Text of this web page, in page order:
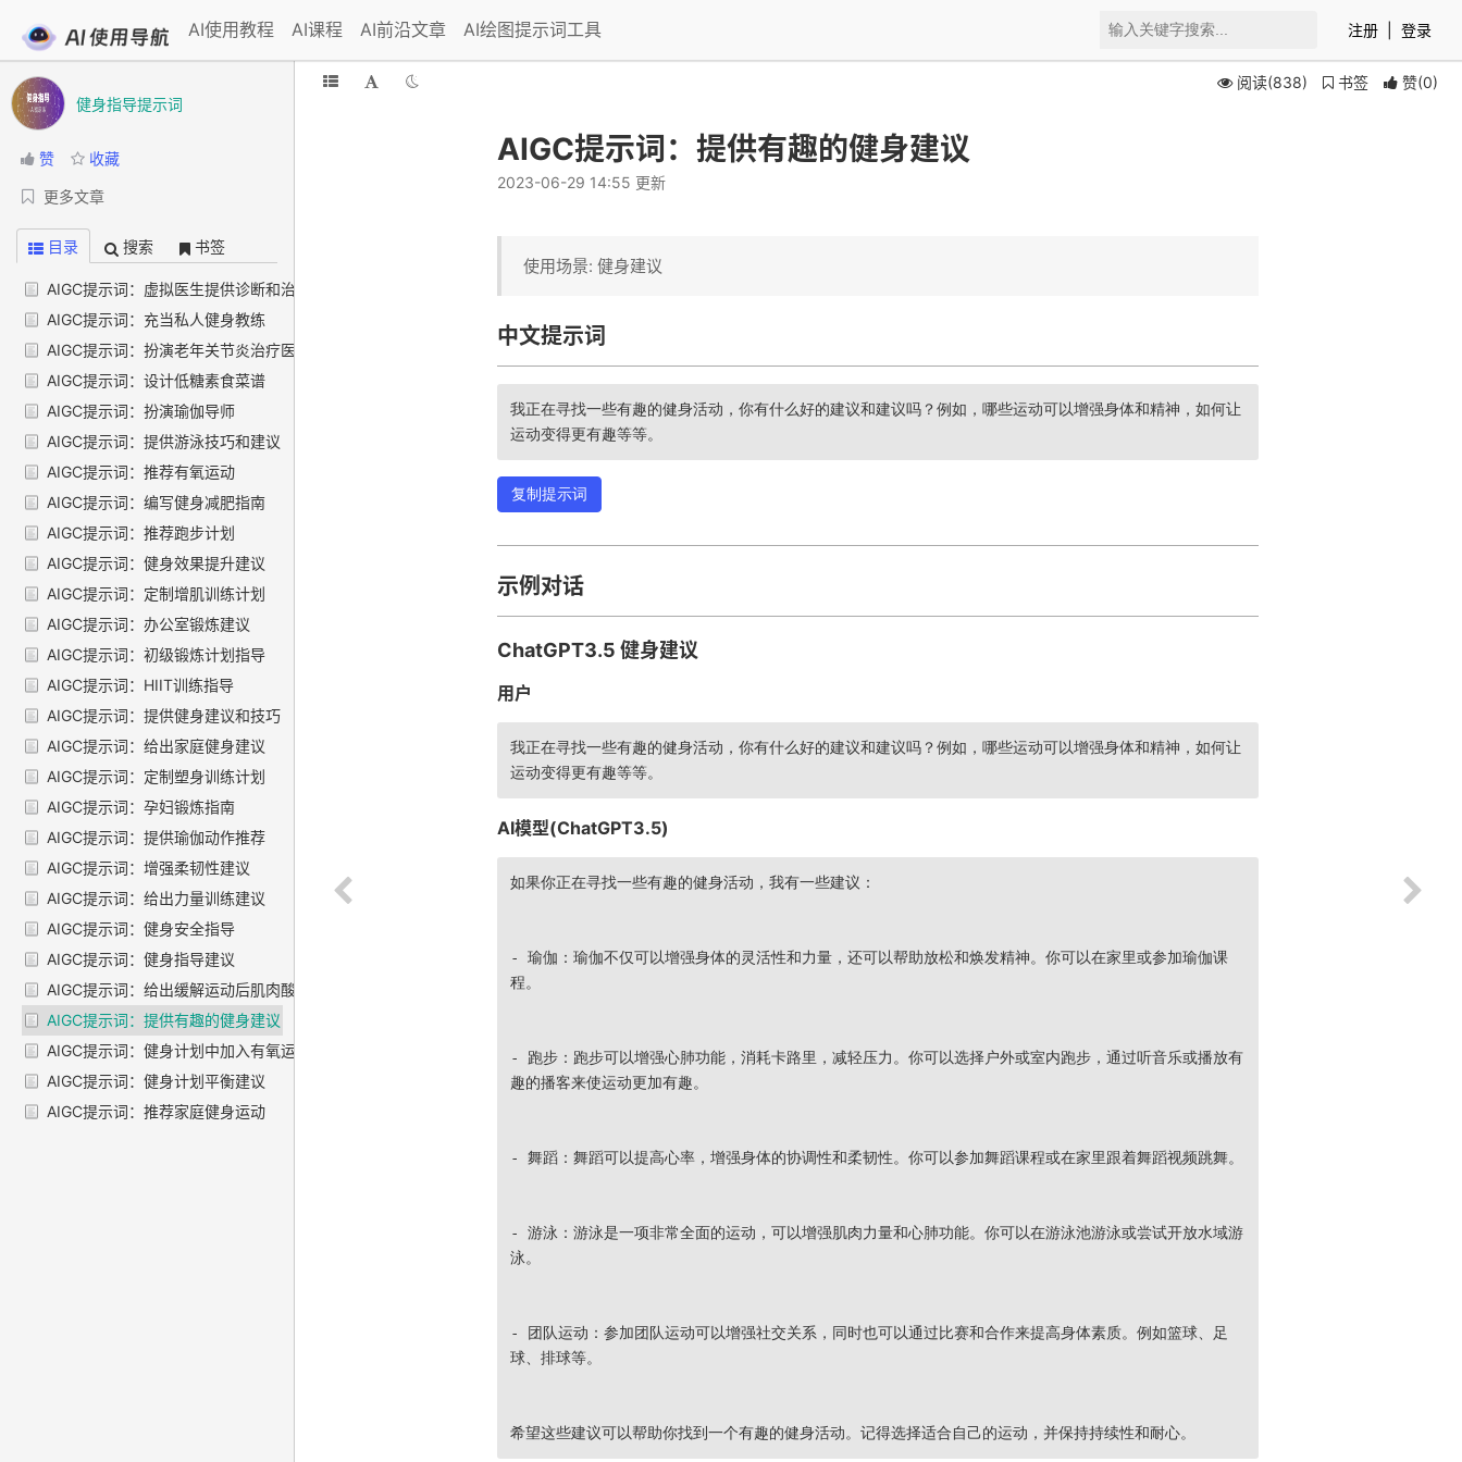
AI使用教程 AI课程 AI前沿文章 AI绘图提示词工具 注册 登录
健身指导提示词
赞 收藏
更多文章
目录 搜索 书签
AIGC提示词：虚拟医生提供诊断和治疗建议
AIGC提示词：充当私人健身教练
AIGC提示词：扮演老年关节炎治疗医生
AIGC提示词：设计低糖素食菜谱
AIGC提示词：扮演瑜伽导师
AIGC提示词：提供游泳技巧和建议
AIGC提示词：推荐有氧运动
AIGC提示词：编写健身减肥指南
AIGC提示词：推荐跑步计划
AIGC提示词：健身效果提升建议
AIGC提示词：定制增肌训练计划
AIGC提示词：办公室锻炼建议
AIGC提示词：初级锻炼计划指导
AIGC提示词：HIIT训练指导
AIGC提示词：提供健身建议和技巧
AIGC提示词：给出家庭健身建议
AIGC提示词：定制塑身训练计划
AIGC提示词：孕妇锻炼指南
AIGC提示词：提供瑜伽动作推荐
AIGC提示词：增强柔韧性建议
AIGC提示词：给出力量训练建议
AIGC提示词：健身安全指导
AIGC提示词：健身指导建议
AIGC提示词：给出缓解运动后肌肉酸痛的建议
AIGC提示词：提供有趣的健身建议
AIGC提示词：健身计划中加入有氧运动指南
AIGC提示词：健身计划平衡建议
AIGC提示词：推荐家庭健身运动
阅读(838) 书签 赞(0)
AIGC提示词：提供有趣的健身建议
2023-06-29 14:55 更新
使用场景: 健身建议
中文提示词
我正在寻找一些有趣的健身活动，你有什么好的建议和建议吗？例如，哪些运动可以增强身体和精神，如何让
运动变得更有趣等等。
复制提示词
示例对话
ChatGPT3.5 健身建议
用户
我正在寻找一些有趣的健身活动，你有什么好的建议和建议吗？例如，哪些运动可以增强身体和精神，如何让
运动变得更有趣等等。
AI模型(ChatGPT3.5)
如果你正在寻找一些有趣的健身活动，我有一些建议：
- 瑜伽：瑜伽不仅可以增强身体的灵活性和力量，还可以帮助放松和焕发精神。你可以在家里或参加瑜伽课
程。
- 跑步：跑步可以增强心肺功能，消耗卡路里，减轻压力。你可以选择户外或室内跑步，通过听音乐或播放有
趣的播客来使运动更加有趣。
- 舞蹈：舞蹈可以提高心率，增强身体的协调性和柔韧性。你可以参加舞蹈课程或在家里跟着舞蹈视频跳舞。
- 游泳：游泳是一项非常全面的运动，可以增强肌肉力量和心肺功能。你可以在游泳池游泳或尝试开放水域游
泳。
- 团队运动：参加团队运动可以增强社交关系，同时也可以通过比赛和合作来提高身体素质。例如篮球、足
球、排球等。
希望这些建议可以帮助你找到一个有趣的健身活动。记得选择适合自己的运动，并保持持续性和耐心。